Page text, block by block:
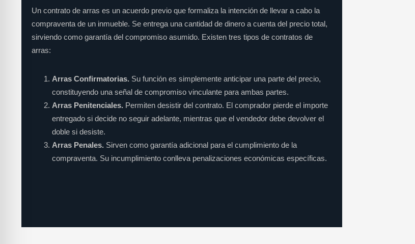
Un contrato de arras es un acuerdo previo que formaliza la intención de llevar a cabo la
compraventa de un inmueble. Se entrega una cantidad de dinero a cuenta del precio total,
sirviendo como garantía del compromiso asumido. Existen tres tipos de contratos de
arras:
Arras Confirmatorias. Su función es simplemente anticipar una parte del precio,
constituyendo una señal de compromiso vinculante para ambas partes.
Arras Penitenciales. Permiten desistir del contrato. El comprador pierde el importe
entregado si decide no seguir adelante, mientras que el vendedor debe devolver el
doble si desiste.
Arras Penales. Sirven como garantía adicional para el cumplimiento de la
compraventa. Su incumplimiento conlleva penalizaciones económicas específicas.